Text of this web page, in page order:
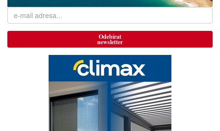
Odebírat
newsletter